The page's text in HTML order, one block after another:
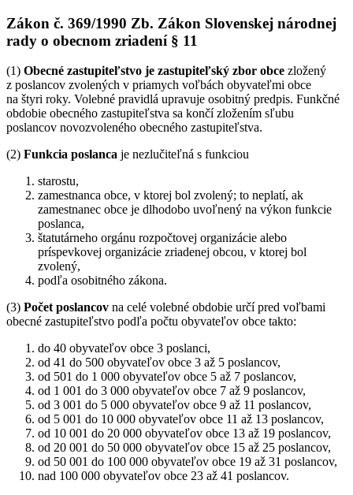
Zákon č. 369/1990 Zb. Zákon Slovenskej národnej
rady o obecnom zriadení § 11
(1) Obecné zastupiteľstvo je zastupiteľský zbor obce zložený
z poslancov zvolených v priamych voľbách obyvateľmi obce
na štyri roky. Volebné pravidlá upravuje osobitný predpis. Funkčné
obdobie obecného zastupiteľstva sa končí zložením sľubu
poslancov novozvoleného obecného zastupiteľstva.
(2) Funkcia poslanca je nezlučiteľná s funkciou
starostu,
zamestnanca obce, v ktorej bol zvolený; to neplatí, ak
zamestnanec obce je dlhodobo uvoľnený na výkon funkcie
poslanca,
štatutárneho orgánu rozpočtovej organizácie alebo
príspevkovej organizácie zriadenej obcou, v ktorej bol
zvolený,
podľa osobitného zákona.
(3) Počet poslancov na celé volebné obdobie určí pred voľbami
obecné zastupiteľstvo podľa počtu obyvateľov obce takto:
do 40 obyvateľov obce 3 poslanci,
od 41 do 500 obyvateľov obce 3 až 5 poslancov,
od 501 do 1 000 obyvateľov obce 5 až 7 poslancov,
od 1 001 do 3 000 obyvateľov obce 7 až 9 poslancov,
od 3 001 do 5 000 obyvateľov obce 9 až 11 poslancov,
od 5 001 do 10 000 obyvateľov obce 11 až 13 poslancov,
od 10 001 do 20 000 obyvateľov obce 13 až 19 poslancov,
od 20 001 do 50 000 obyvateľov obce 15 až 25 poslancov,
od 50 001 do 100 000 obyvateľov obce 19 až 31 poslancov,
nad 100 000 obyvateľov obce 23 až 41 poslancov.